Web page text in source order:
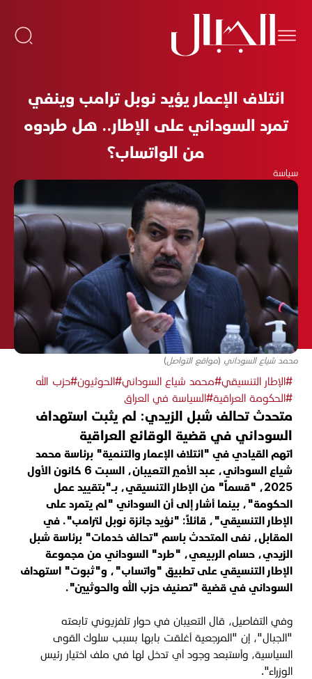
ائتلاف الإعمار يؤيد نوبل ترامب وينفي
تمرد السوداني على الإطار.. هل طردوه
من الواتساب؟
سياسة
محمد شياع السوداني (مواقع التواصل)
#الإطار التنسيقي#محمد شياع السوداني#الحوثيون#حزب الله
#الحكومة العراقية#السياسة في العراق
متحدث تحالف شبل الزيدي: لم يثبت استهداف
السوداني في قضية الوقائع العراقية
اتهم القيادي في "ائتلاف الإعمار والتنمية" برئاسة محمد
شياع السوداني، عبد الأمير التعيبان، السبت 6 كانون الأول
2025، "قسماً" من الإطار التنسيقي، بـ"بتقييد عمل
الحكومة"، بينما أشار إلى أن السوداني "لم يتمرد على
الإطار التنسيقي"، قائلاً: "نؤيد جائزة نوبل لترامب". في
المقابل، نفى المتحدث باسم "تحالف خدمات" برئاسة شبل
الزيدي، حسام الربيعي، "طرد" السوداني من مجموعة
الإطار التنسيقي على تطبيق "واتساب"، و"ثبوت" استهداف
السوداني في قضية "تصنيف حزب الله والحوثيين".
وفي التفاصيل، قال التعيبان في حوار تلفزيوني تابعته
"الجبال"، إن "المرجعية أغلقت بابها بسبب سلوك القوى
السياسية، وأستبعد وجود أي تدخل لها في ملف اختيار رئيس
الوزراء".